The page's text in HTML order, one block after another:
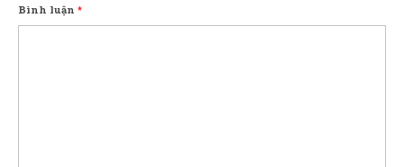
Bình luận *